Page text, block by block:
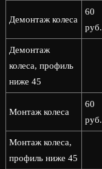
Демонтаж колеса
60
руб.
Демонтаж
колеса, профиль
ниже 45
Монтаж колеса
60
руб.
Монтаж колеса,
профиль ниже 45